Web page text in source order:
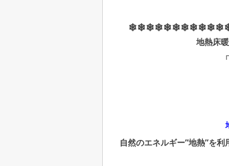
地熱床
自然のエネルギー”地熱”を利